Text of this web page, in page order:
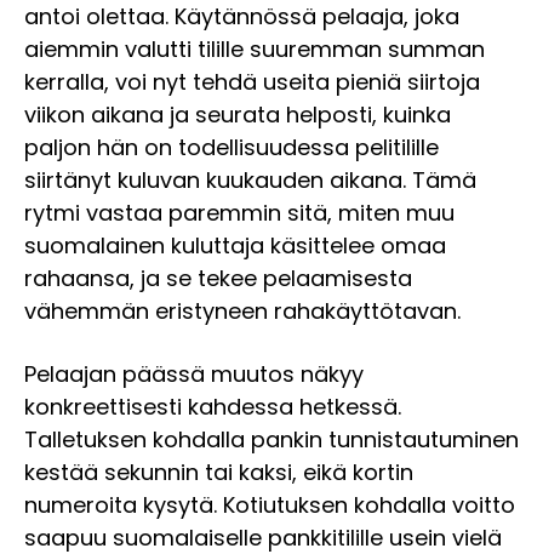
antoi olettaa. Käytännössä pelaaja, joka
aiemmin valutti tilille suuremman summan
kerralla, voi nyt tehdä useita pieniä siirtoja
viikon aikana ja seurata helposti, kuinka
paljon hän on todellisuudessa pelitilille
siirtänyt kuluvan kuukauden aikana. Tämä
rytmi vastaa paremmin sitä, miten muu
suomalainen kuluttaja käsittelee omaa
rahaansa, ja se tekee pelaamisesta
vähemmän eristyneen rahakäyttötavan.
Pelaajan päässä muutos näkyy
konkreettisesti kahdessa hetkessä.
Talletuksen kohdalla pankin tunnistautuminen
kestää sekunnin tai kaksi, eikä kortin
numeroita kysytä. Kotiutuksen kohdalla voitto
saapuu suomalaiselle pankkitilille usein vielä